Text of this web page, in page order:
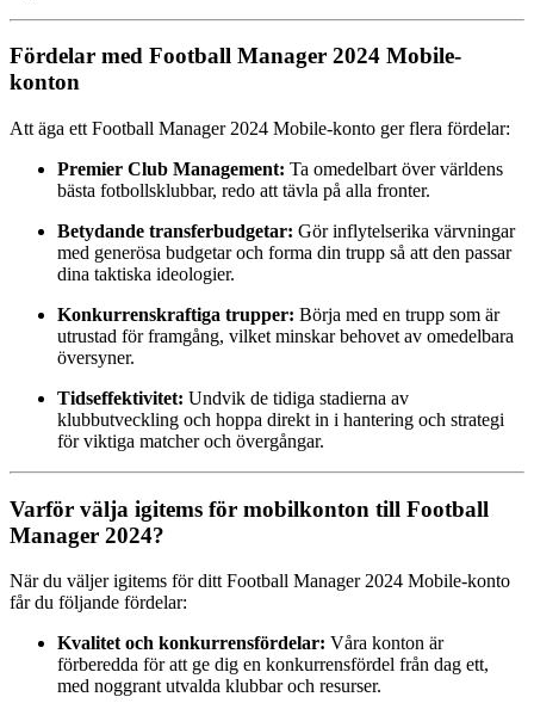
Fördelar med Football Manager 2024 Mobile-
konton
Att äga ett Football Manager 2024 Mobile-konto ger flera fördelar:
Premier Club Management: Ta omedelbart över världens
bästa fotbollsklubbar, redo att tävla på alla fronter.
Betydande transferbudgetar: Gör inflytelserika värvningar
med generösa budgetar och forma din trupp så att den passar
dina taktiska ideologier.
Konkurrenskraftiga trupper: Börja med en trupp som är
utrustad för framgång, vilket minskar behovet av omedelbara
översyner.
Tidseffektivitet: Undvik de tidiga stadierna av
klubbutveckling och hoppa direkt in i hantering och strategi
för viktiga matcher och övergångar.
Varför välja igitems för mobilkonton till Football
Manager 2024?
När du väljer igitems för ditt Football Manager 2024 Mobile-konto
får du följande fördelar:
Kvalitet och konkurrensfördelar: Våra konton är
förberedda för att ge dig en konkurrensfördel från dag ett,
med noggrant utvalda klubbar och resurser.